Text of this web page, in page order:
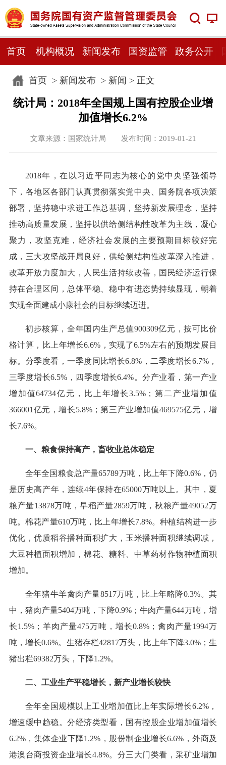
首页 机构概况 新闻发布 国资监管 政务公开
首页> 新闻发布> 新闻 > 正文
统计局：2018年全国规上国有控股企业增
加值增长6.2%
文章来源：国家统计局 发布时间：2019-01-21
2018年，在以习近平同志为核心的党中央坚强领导
下，各地区各部门认真贯彻落实党中央、国务院各项决策
部署，坚持稳中求进工作总基调，坚持新发展理念，坚持
推动高质量发展，坚持以供给侧结构性改革为主线，凝心
聚力，攻坚克难，经济社会发展的主要预期目标较好完
成，三大攻坚战开局良好，供给侧结构性改革深入推进，
改革开放力度加大，人民生活持续改善，国民经济运行保
持在合理区间，总体平稳、稳中有进态势持续显现，朝着
实现全面建成小康社会的目标继续迈进。
初步核算，全年国内生产总值900309亿元，按可比价
格计算，比上年增长6.6%，实现了6.5%左右的预期发展目
标。分季度看，一季度同比增长6.8%，二季度增长6.7%，
三季度增长6.5%，四季度增长6.4%。分产业看，第一产业
增加值64734亿元，比上年增长3.5%；第二产业增加值
366001亿元，增长5.8%；第三产业增加值469575亿元，增
长7.6%。
一、粮食保持高产，畜牧业总体稳定
全年全国粮食总产量65789万吨，比上年下降0.6%，仍
是历史高产年，连续4年保持在65000万吨以上。其中，夏
粮产量13878万吨，早稻产量2859万吨，秋粮产量49052万
吨。棉花产量610万吨，比上年增长7.8%。种植结构进一步
优化，优质稻谷播种面积扩大，玉米播种面积继续调减，
大豆种植面积增加，棉花、糖料、中草药材作物种植面积
增加。
全年猪牛羊禽肉产量8517万吨，比上年略降0.3%。其
中，猪肉产量5404万吨，下降0.9%；牛肉产量644万吨，增
长1.5%；羊肉产量475万吨，增长0.8%；禽肉产量1994万
吨，增长0.6%。生猪存栏42817万头，比上年下降3.0%；生
猪出栏69382万头，下降1.2%。
二、工业生产平稳增长，新产业增长较快
全年全国规模以上工业增加值比上年实际增长6.2%，
增速缓中趋稳。分经济类型看，国有控股企业增加值增长
6.2%，集体企业下降1.2%，股份制企业增长6.6%，外商及
港澳台商投资企业增长4.8%。分三大门类看，采矿业增加